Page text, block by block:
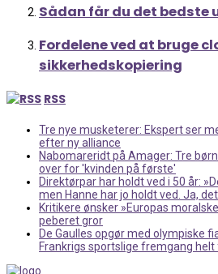
Sådan får du det bedste
Fordelene ved at bruge
sikkerhedskopiering
RSS
Tre nye musketerer: Ekspert ser
efter ny alliance
Nabomareridt på Amager: Tre
over for 'kvinden på første'
Direktørpar har holdt ved i 50 år:
men Hanne har jo holdt ved. Ja,
Kritikere ønsker »Europas
peberet gror
De Gaulles opgør med olympiske
Frankrigs sportslige fremgang helt